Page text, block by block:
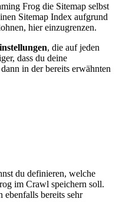
Frog die Sitemap selbst
Sitemap Index aufgrund
hier einzugrenzen.
, die auf jeden
dass du deine
in der bereits erwähnten
du definieren, welche
im Crawl speichern soll.
ebenfalls bereits sehr